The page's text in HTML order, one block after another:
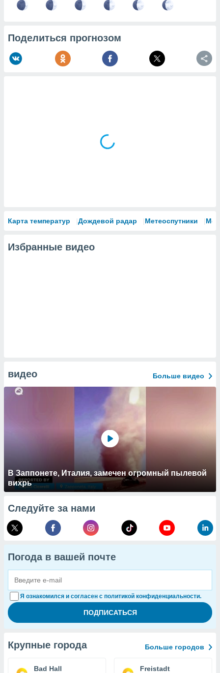
Поделиться прогнозом
Карта температур Дождевой радар Метеоспутники
Избранные видео
видео Больше видео
В Заппонете, Италия, замечен огромный пылевой
вихрь
Следуйте за нами
Погода в вашей почте
Я ознакомился и согласен с политикой конфиденциальности.
Крупные города Больше городов
Bad Hall Freistadt